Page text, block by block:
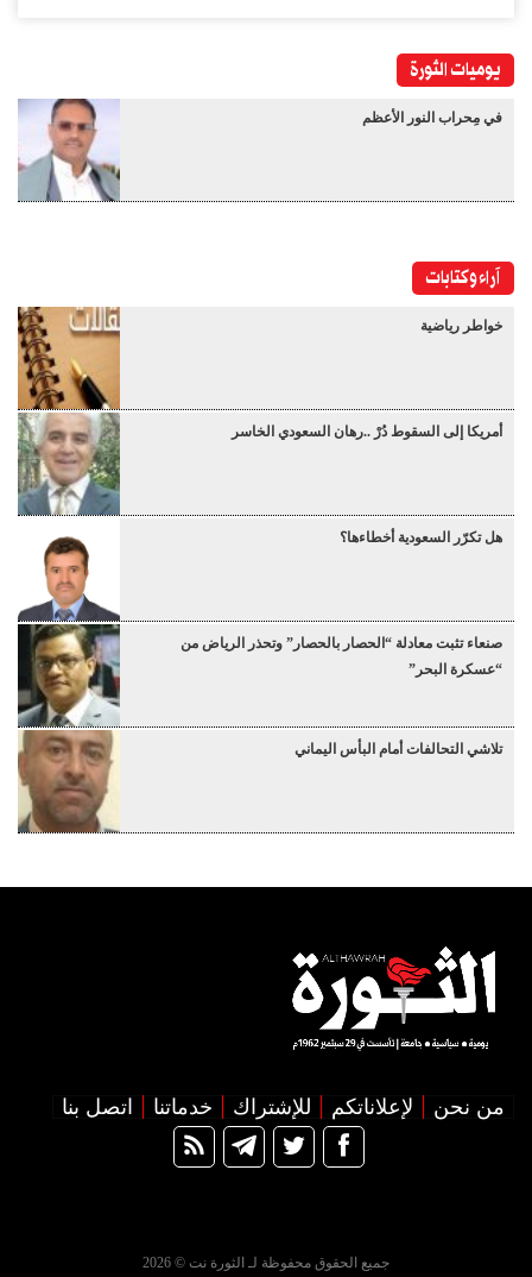
يوميات الثورة
في مِحراب النور الأعظم
آراء وكتابات
خواطر رياضية
أمريكا إلى السقوط دُرْ ..رهان السعودي الخاسر
هل تكرّر السعودية أخطاءها؟
صنعاء تثبت معادلة “الحصار بالحصار” وتحذر الرياض من
“عسكرة البحر”
تلاشي التحالفات أمام البأس اليماني
من نحن لإعلاناتكم للإشتراك خدماتنا اتصل بنا
جميع الحقوق محفوظة لـ الثورة نت © 2026